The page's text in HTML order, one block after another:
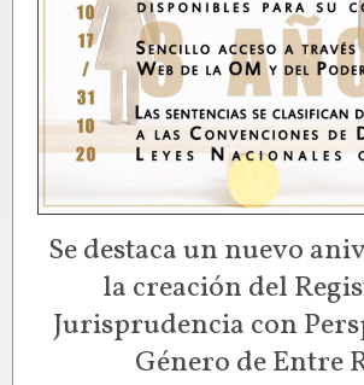
Se destaca un nuevo
la creación del
Jurisprudencia con
Género de Entre